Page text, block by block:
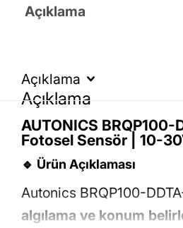
Açıklama
Açıklama
Açıklama
AUTONICS BRQP100-
Fotosel Sensör | 10-
🔹 Ürün Açıklaması
Autonics BRQP100-
algılama ve konum